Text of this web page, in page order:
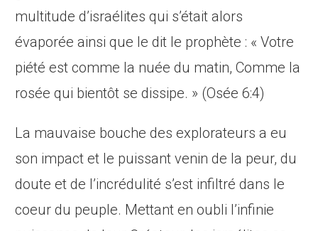
multitude d’israélites qui s’était alors
évaporée ainsi que le dit le prophète : « Votre
piété est comme la nuée du matin, Comme la
rosée qui bientôt sedissipe. » (Osée 6:4)
La mauvaise bouche des explorateurs a eu
son impact et le puissant venin de la peur, du
doute et de l’incrédulité s’est infiltré dans le
coeur du peuple. Mettant en oubli l’infinie